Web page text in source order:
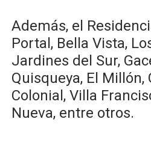
Además, el
Portal, Bella Vista,
Jardines del Sur,
Quisqueya, El Millón,
Colonial, Villa
Nueva, entre otros.